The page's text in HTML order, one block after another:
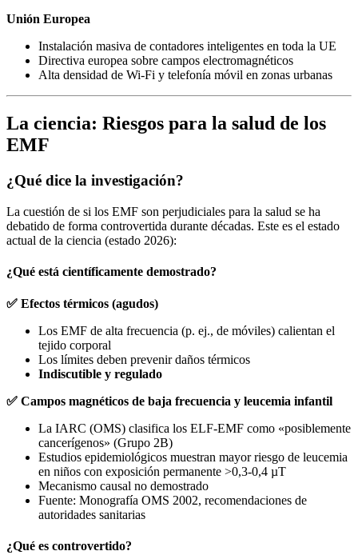
Unión Europea
Instalación masiva de contadores inteligentes en toda la UE
Directiva europea sobre campos electromagnéticos
Alta densidad de Wi-Fi y telefonía móvil en zonas urbanas
La ciencia: Riesgos para la salud de los
EMF
¿Qué dice la investigación?
La cuestión de si los EMF son perjudiciales para la salud se ha
debatido de forma controvertida durante décadas. Este es el estado
actual de la ciencia (estado 2026):
¿Qué está científicamente demostrado?
✅ Efectos térmicos (agudos)
Los EMF de alta frecuencia (p. ej., de móviles) calientan el
tejido corporal
Los límites deben prevenir daños térmicos
Indiscutible y regulado
✅ Campos magnéticos de baja frecuencia y leucemia infantil
La IARC (OMS) clasifica los ELF-EMF como «posiblemente
cancerígenos» (Grupo 2B)
Estudios epidemiológicos muestran mayor riesgo de leucemia
en niños con exposición permanente >0,3-0,4 µT
Mecanismo causal no demostrado
Fuente: Monografía OMS 2002, recomendaciones de
autoridades sanitarias
¿Qué es controvertido?